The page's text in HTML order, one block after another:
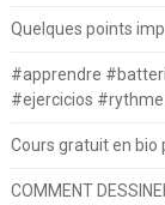
Quelques points
#apprendre
#ejercicios
Cours gratuit en bio
COMMENT